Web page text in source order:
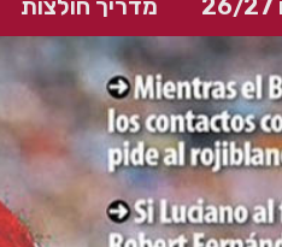
מדריך חולצות